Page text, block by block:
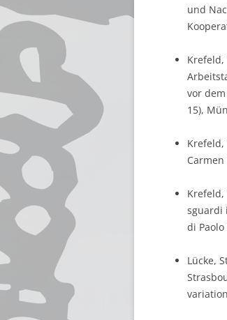
und
Krefeld,
vor
15),
Krefeld,
Krefeld,
sguardi
di
Lücke,